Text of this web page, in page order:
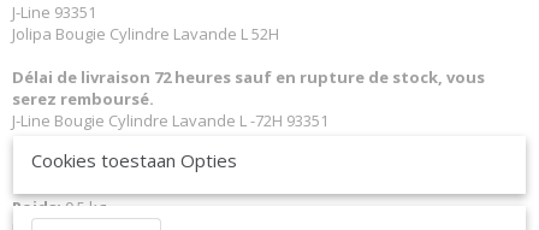
J-Line 93351
Jolipa Bougie Cylindre Lavande L 52H
Délai de livraison 72 heures sauf en rupture de stock, vous
serez remboursé.
J-Line Bougie Cylindre Lavande L -72H 93351
Matériel
Couleur:Violet.
Poids:0,5 kg.
Cookies toestaan Opties